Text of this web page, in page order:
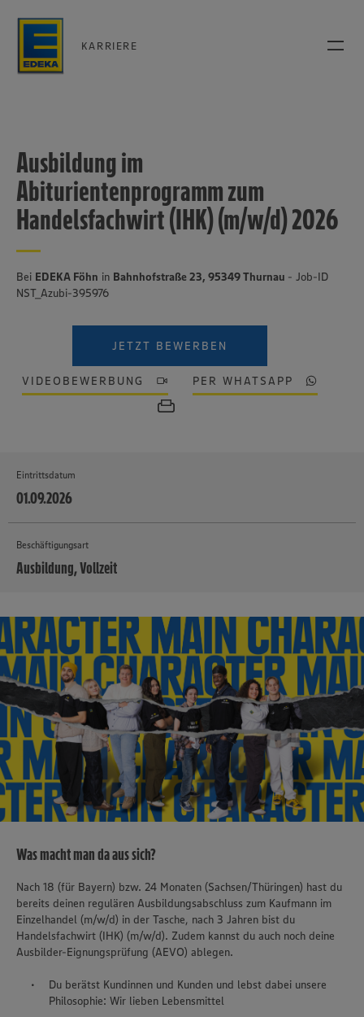
KARRIERE
Ausbildung im
Abiturientenprogramm zum
Handelsfachwirt (IHK) (m/w/d) 2026
Bei EDEKA Föhn in Bahnhofstraße 23, 95349 Thurnau - Job-ID
NST_Azubi-395976
JETZT BEWERBEN
VIDEOBEWERBUNG PER WHATSAPP
Eintrittsdatum
01.09.2026
Beschäftigungsart
Ausbildung, Vollzeit
Was macht man da aus sich?
Nach 18 (für Bayern) bzw. 24 Monaten (Sachsen/Thüringen) hast du
bereits deinen regulären Ausbildungsabschluss zum Kaufmann im
Einzelhandel (m/w/d) in der Tasche, nach 3 Jahren bist du
Handelsfachwirt (IHK) (m/w/d). Zudem kannst du auch noch deine
Ausbilder-Eignungsprüfung (AEVO) ablegen.
Du berätst Kundinnen und Kunden und lebst dabei unsere
Philosophie: Wir lieben Lebensmittel